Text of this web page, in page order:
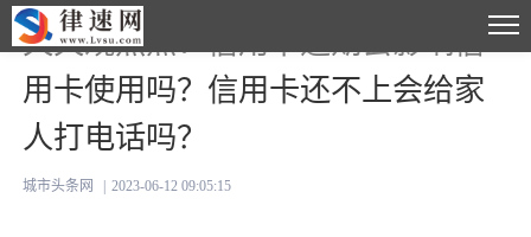
天天观热点：信用卡逾期会影响信
用卡使用吗？信用卡还不上会给家
人打电话吗？
城市头条网 2023-06-12 09:05:15